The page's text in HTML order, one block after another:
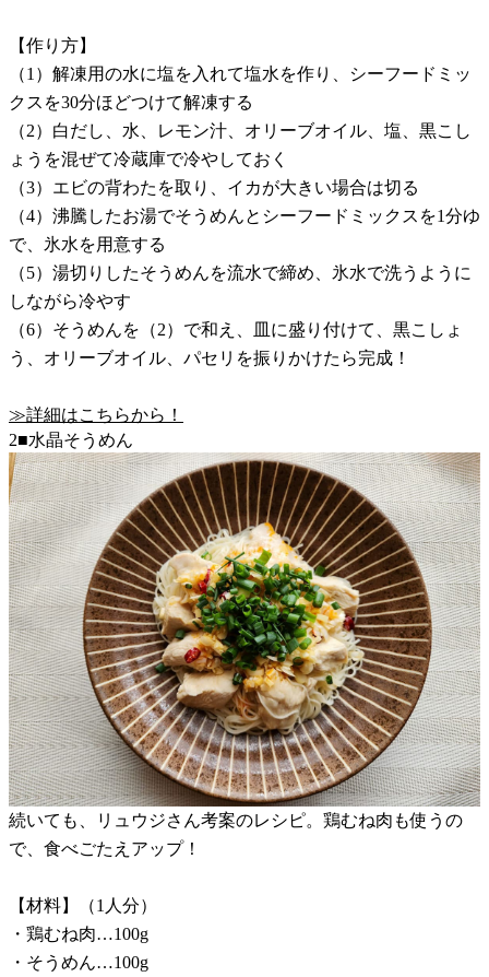
【作り方】
（1）解凍用の水に塩を入れて塩水を作り、シーフードミッ
クスを30分ほどつけて解凍する
（2）白だし、水、レモン汁、オリーブオイル、塩、黒こし
ょうを混ぜて冷蔵庫で冷やしておく
（3）エビの背わたを取り、イカが大きい場合は切る
（4）沸騰したお湯でそうめんとシーフードミックスを1分ゆ
で、氷水を用意する
（5）湯切りしたそうめんを流水で締め、氷水で洗うように
しながら冷やす
（6）そうめんを（2）で和え、皿に盛り付けて、黒こしょ
う、オリーブオイル、パセリを振りかけたら完成！
≫詳細はこちらから！
2■水晶そうめん
続いても、リュウジさん考案のレシピ。鶏むね肉も使うの
で、食べごたえアップ！
【材料】（1人分）
・鶏むね肉…100g
・そうめん…100g